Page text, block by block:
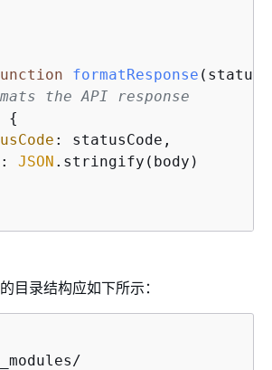
formatResponse (
the API response
{
: statusCode,
: JSON .stringify(body)
目录结构应如下所示：